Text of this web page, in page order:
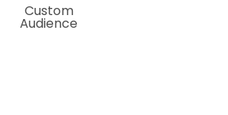
Custom
Audience